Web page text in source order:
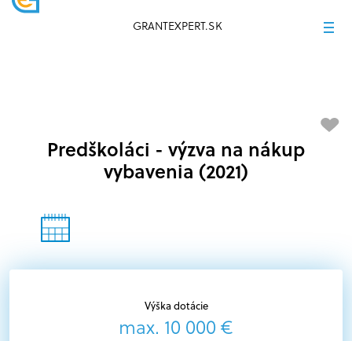
GRANTEXPERT.SK
Výška dotácie
max. 10 000 €
Predškoláci - výzva na nákup
vybavenia (2021)